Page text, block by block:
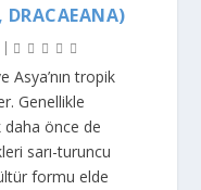
DRACAEANA)
|
Asya’nın tropik
Genellikle
daha önce de
sarı-turuncu
formu elde